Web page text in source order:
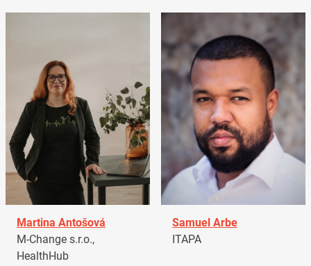
Martina Antošová
M-Change s.r.o.,
HealthHub
Samuel Arbe
ITAPA